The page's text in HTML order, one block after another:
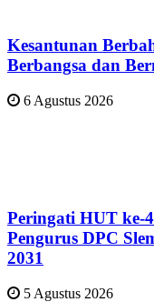
Kesantunan
Berbangsa dan
6 Agustus 2026
Peringati HUT ke-
Pengurus DPC
2031
5 Agustus 2026